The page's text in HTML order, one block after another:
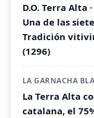
D.O. Terra Alta
Una de las
Tradición
(1296)
LA GARNACHA
La Terra Alta
catalana, el